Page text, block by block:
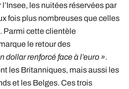
les nuitées réservées par
fois plus nombreuses que celles
Parmi cette clientèle
le retour des
dollar renforcé face à l’euro ».
les Britanniques, mais aussi les
et les Belges. Ces trois